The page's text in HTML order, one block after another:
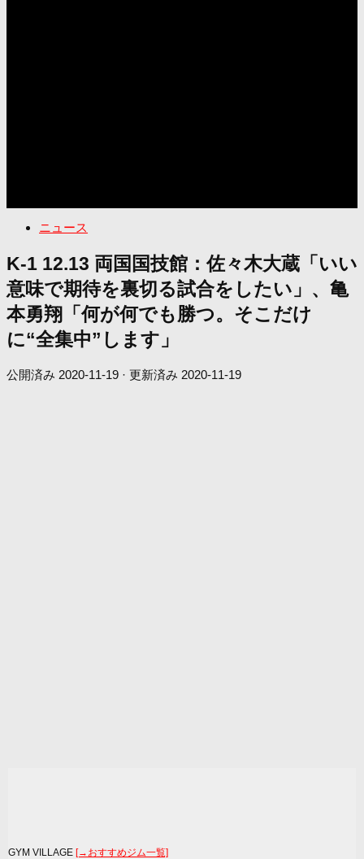
ニュース
K-1 12.13 両国国技館：佐々木大蔵「いい
意味で期待を裏切る試合をしたい」、亀
本勇翔「何が何でも勝つ。そこだけ
に“全集中”します」
公開済み 2020-11-19 · 更新済み 2020-11-19
GYM VILLAGE [→おすすめジム一覧]